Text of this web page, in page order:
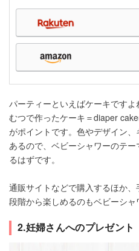
パーティーといえばケーキです
むつで作ったケーキ＝diaper
がポイントです。色やデザイン
あるので、ベビーシャワーのテ
るはずです。
通販サイトなどで購入するほか
段階から楽しめるのもベビーシャ
2.妊婦さんへのプレゼント